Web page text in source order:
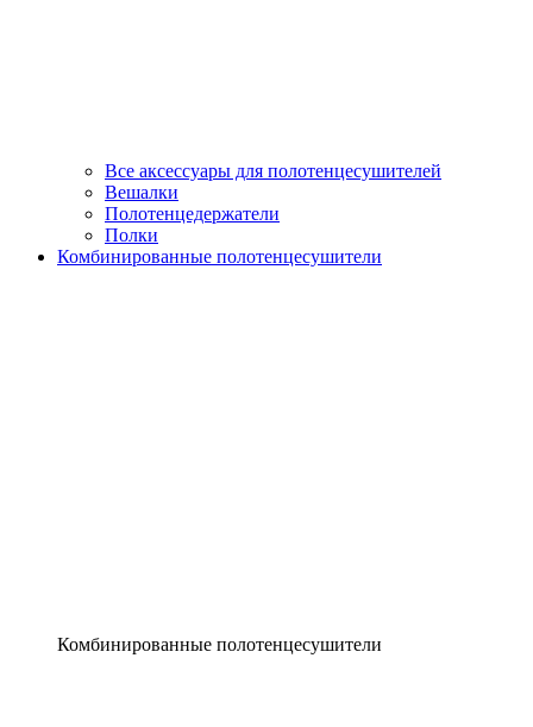
Все аксессуары для полотенцесушителей
Вешалки
Полотенцедержатели
Полки
Комбинированные полотенцесушители
Комбинированные полотенцесушители